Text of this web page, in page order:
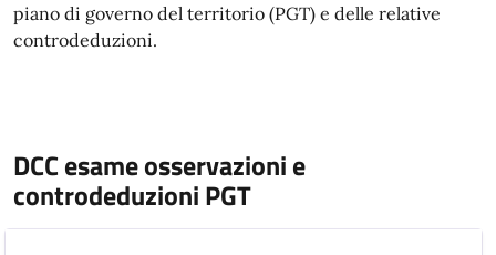
piano di governo del territorio (PGT) e delle relative
controdeduzioni.
DCC esame osservazioni e
controdeduzioni PGT